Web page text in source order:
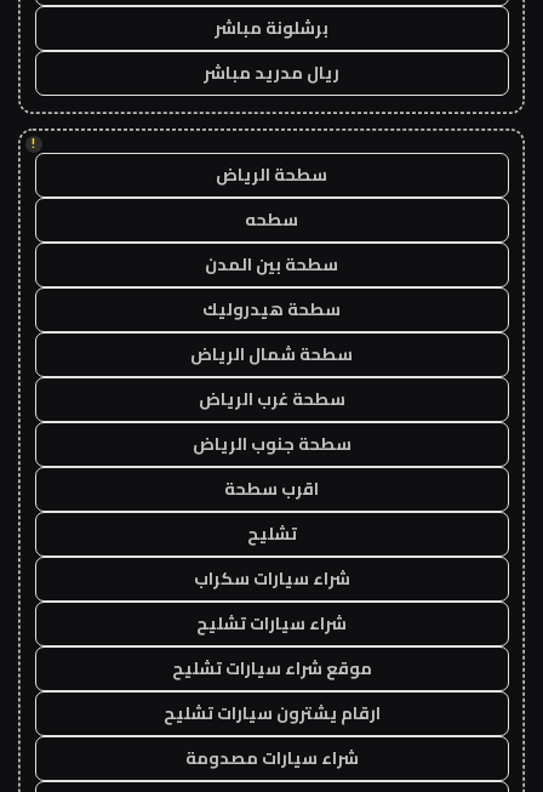
برشلونة مباشر
ريال مدريد مباشر
!
سطحة الرياض
سطحه
سطحة بين المدن
سطحة هيدروليك
سطحة شمال الرياض
سطحة غرب الرياض
سطحة جنوب الرياض
اقرب سطحة
تشليح
شراء سيارات سكراب
شراء سيارات تشليح
موقع شراء سيارات تشليح
ارقام يشترون سيارات تشليح
شراء سيارات مصدومة